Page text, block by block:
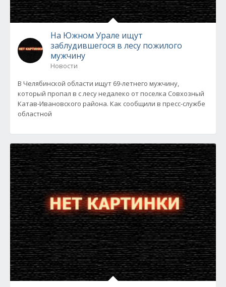
На Южном Урале ищут
заблудившегося в лесу пожилого
мужчину
Новости
В Челябинской области ищут 69-летнего мужчину,
который пропал в с лесу недалеко от поселка Совхозный
Катав-Ивановского района. Как сообщили в пресс-службе
областной